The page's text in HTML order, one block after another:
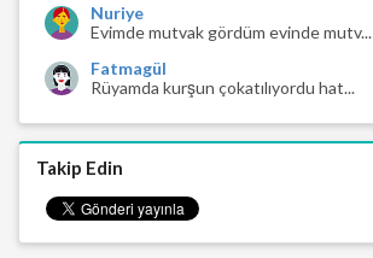
Nuriye
Evimde mutvak gördüm evinde mutv...
Fatmagül
Rüyamda kurşun çokatılıyordu hat...
Takip Edin